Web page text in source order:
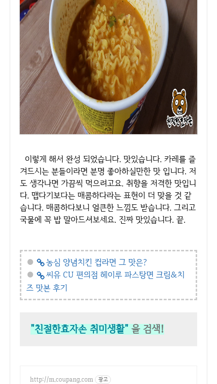
이렇게 해서 완성 되었습니다. 맛있습니다. 카레를 즐
겨드시는 분들이라면 분명 좋아하실만한 맛 입니다. 저
도 생각나면 가끔씩 먹으려고요. 취향을 저격한 맛입니
다. 맵다기보다는 매콤하다라는 표현이 더 맞을 것 같
습니다. 매콤하다보니 얼큰한 느낌도 받습니다. 그리고
국물에 꼭 밥 말아드셔보세요. 진짜 맛있습니다. 끝.
●
농심 양념치킨 컵라면 그 맛은?
●
씨유 CU 편의점 헤이루 파스탕면 크림&치
즈 맛본 후기
"친절한효자손 취미생활" 을 검색!
http://m.coupang.com 광고